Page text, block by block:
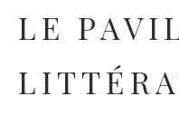
contenu
LE